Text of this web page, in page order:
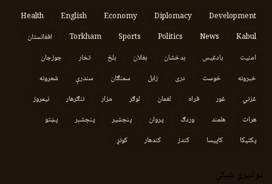
Development
Diplomacy
Economy
English
Health
Kabul
News
Politics
Sports
Torkham
افغانستان
امنیت
بادغیس بدخشان بغلان بلخ تخار
جوزجان
خبرونه
خوست دری زابل سمنګان سندرې
شعرونه
غزني
غور فراه لغمان لوګر مزار ننګرهار
نیمروز
هرات
هلمند وردګ پروان پنجشیر پنجشېر
پښتو
پکتیکا
کاپیسا کندز کندهار کونړ
ټولنیزې شبکې